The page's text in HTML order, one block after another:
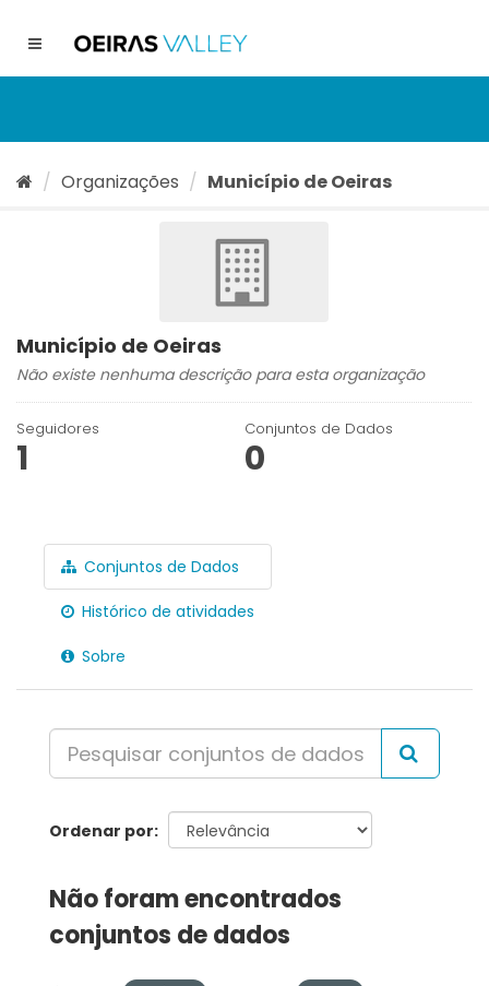
conteúdo
Toggle
Organizações Município de Oeiras
Município de Oeiras
Não existe nenhuma descrição para esta organização
Seguidores
1
Conjuntos de Dados
0
Conjuntos de Dados
Histórico de atividades
Sobre
Ordenar por
Não foram encontrados
conjuntos de dados